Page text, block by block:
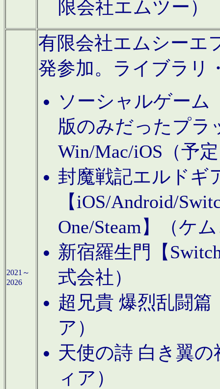
限会社エムツー）
2021～
2026
有限会社エムシーエ
発参加。ライブラリ
ソーシャルゲーム
版のみだったプラ
Win/Mac/iOS（予
封魔戦記エルドギ
【iOS/Android/
One/Steam】（ケ
新宿羅生門【
式会社）
超兄貴 爆烈乱闘篇
ア）
天使の詩 白き翼
ィア）